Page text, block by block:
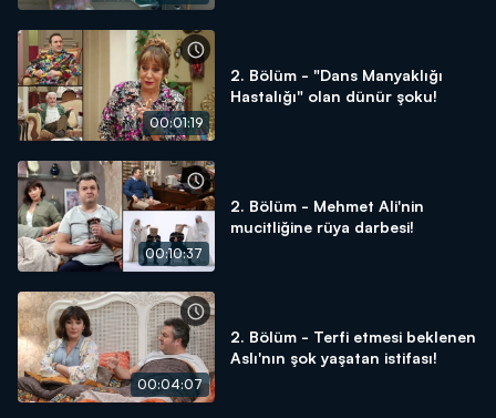
00:01:19
2. Bölüm - "Dans Manyaklığı
Hastalığı" olan dünür şoku!
00:10:37
2. Bölüm - Mehmet Ali'nin
mucitliğine rüya darbesi!
00:04:07
2. Bölüm - Terfi etmesi beklenen
Aslı'nın şok yaşatan istifası!